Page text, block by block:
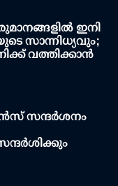
ഇനി
സാന്നിധ്യവും;
വത്തിക്കാൻ
സന്ദർശനം